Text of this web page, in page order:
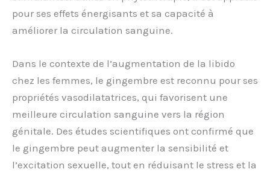
pour ses effets énergisants et sa capacité à
améliorer la circulation sanguine.
Dans le contexte de l’augmentation de la libido
chez les femmes, le gingembre est reconnu pour ses
propriétés vasodilatatrices, qui favorisent une
meilleure circulation sanguine vers la région
génitale. Des études scientifiques ont confirmé que
le gingembre peut augmenter la sensibilité et
l’excitation sexuelle, tout en réduisant le stress et la